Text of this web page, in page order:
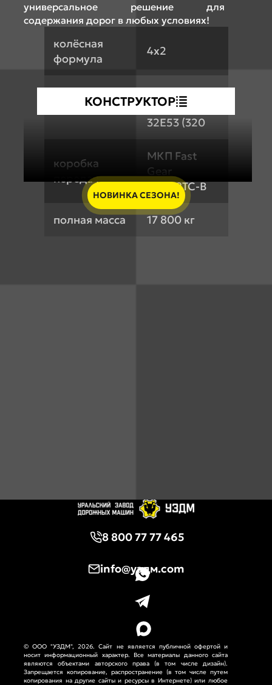
универсальное решение для
содержания дорог в любых условиях!
колёсная
формула
4х2
двигатель
FAW
CA6DK1-
32E53 (320
коробка
передач
МКП Fast
Gear
8JS118TC-B
полная масса 17 800 кг
КОНСТРУКТОР
НОВИНКА СЕЗОНА!
8 800 77 77 465
info@уздм.com
© ООО "УЗДМ", 2026. Сайт не является публичной офертой и
носит информационный характер. Все материалы данного сайта
являются объектами авторского права (в том числе дизайн).
Запрещается копирование, распространение (в том числе путем
копирования на другие сайты и ресурсы в Интернете) или любое